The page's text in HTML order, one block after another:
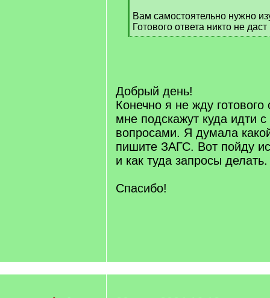
Вам самостоятельно нужно
Готового ответа никто не
[
Добрый день!
Конечно я не жду
мне подскажут куда идти с
вопросами. Я думала
пишите ЗАГС. Вот пойду
и как туда запросы делать.
Спасибо!